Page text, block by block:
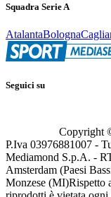
Squadra Serie A
AtalantaBologna
Seguici su
Copyright
P.Iva 03976881007 -
Mediamond S.p.A. -
Amsterdam (Paesi
Monzese (MI)Rispetto